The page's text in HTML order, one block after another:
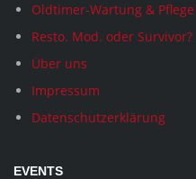
Oldtimer-Wartung & Pflege
Resto. Mod. oder Survivor?
Über uns
Impressum
Datenschutzerklärung
EVENTS